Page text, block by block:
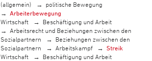
(allgemein)
politische Bewegung
Arbeiterbewegung
Wirtschaft
Beschäftigung und Arbeit
Arbeitsrecht und Beziehungen zwischen den
Sozialpartnern
Beziehungen zwischen den
Sozialpartnern
Arbeitskampf
Streik
Wirtschaft
Beschäftigung und Arbeit